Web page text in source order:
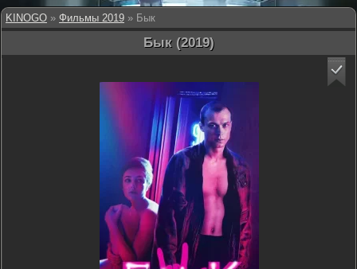
KINOGO » Фильмы 2019 » Бык
Бык (2019)